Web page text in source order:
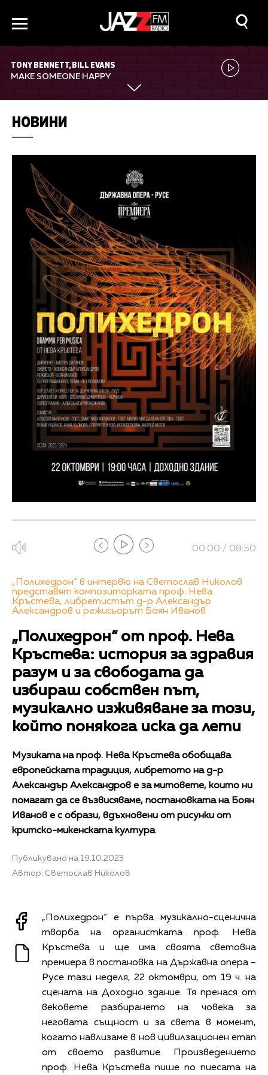
TONY BENNETT, BILL EVANS
MAKE SOMEONE HAPPY
НОВИНИ
00:00 / 08:50
„Полихедрон“ в интервю на Светослав Николов
представят композиторката проф. Нева
Кръстева, либретистът д-р Александър
Александров и режисьорът Боян Иванов
„Полихедрон“ от проф. Нева
Кръстева: история за здравия
разум и за свободата да
избираш собствен път,
музикално изживяване за този,
който понякога иска да лети
Музиката на проф. Нева Кръстева обобщава
европейската традиция, либретото на д-р
Александър Александров е за митовете, които ни
помагат да се възвисяваме, постановката на Боян
Иванов е с образи, вдъхновени от рисунки от
критско-микенската култура
Публикувано на 19.10.2023
Автор: Светослав Николов
„Полихедрон“ е първа музикално-сценична
творба на органистката проф. Нева
Кръстева и ще има своята световна
премиера в постановка на Държавна опера –
Русе тази неделя, 22 октомври, от 19 ч. на
сцената на Доходно здание. Тя пренася от
вековете разбирането на човека за
неговата същност и за света в момент,
когато навлизаме в нов цивилзационен етап
от своето развитие. Произведението
проф. Нева Кръстева пише по пиесата на